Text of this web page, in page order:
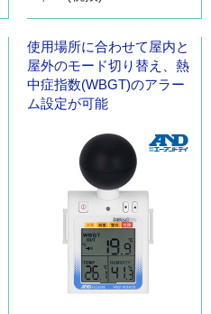
使用場所に合わせて屋内と
屋外のモード切り替え、熱
中症指数(WBGT)のアラー
ム設定が可能